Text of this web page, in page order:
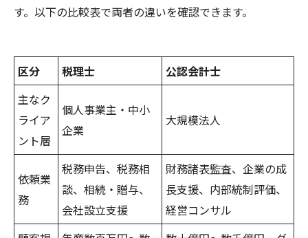
す。以下の比較表で両者の違いを確認できます。
区分 税理士
公認会計士
主なク
ライア
ント層
個人事業主・中小
企業
大規模法人
依頼業
務
税務申告、税務相
談、相続・贈与、
会社設立支援
財務諸表監査、企業の成
長支援、内部統制評価、
経営コンサル